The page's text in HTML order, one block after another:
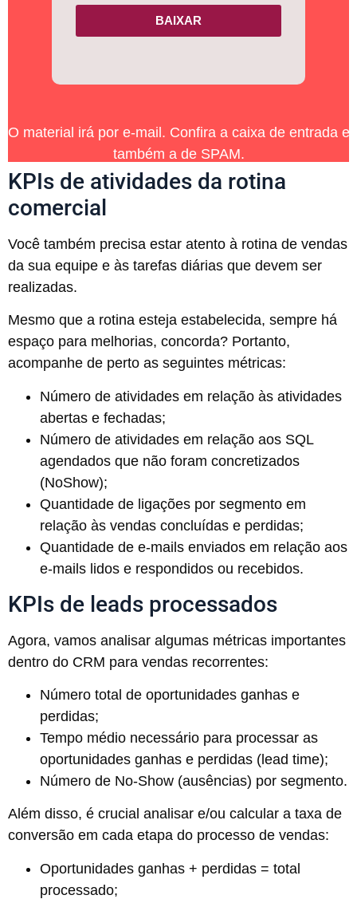
BAIXAR
O material irá por e-mail. Confira a caixa de entrada e
também a de SPAM.
KPIs de atividades da rotina
comercial
Você também precisa estar atento à rotina de vendas
da sua equipe e às tarefas diárias que devem ser
realizadas.
Mesmo que a rotina esteja estabelecida, sempre há
espaço para melhorias, concorda? Portanto,
acompanhe de perto as seguintes métricas:
Número de atividades em relação às atividades
abertas e fechadas;
Número de atividades em relação aos SQL
agendados que não foram concretizados
(NoShow);
Quantidade de ligações por segmento em
relação às vendas concluídas e perdidas;
Quantidade de e-mails enviados em relação aos
e-mails lidos e respondidos ou recebidos.
KPIs de leads processados
Agora, vamos analisar algumas métricas importantes
dentro do CRM para vendas recorrentes:
Número total de oportunidades ganhas e
perdidas;
Tempo médio necessário para processar as
oportunidades ganhas e perdidas (lead time);
Número de No-Show (ausências) por segmento.
Além disso, é crucial analisar e/ou calcular a taxa de
conversão em cada etapa do processo de vendas:
Oportunidades ganhas + perdidas = total
processado;